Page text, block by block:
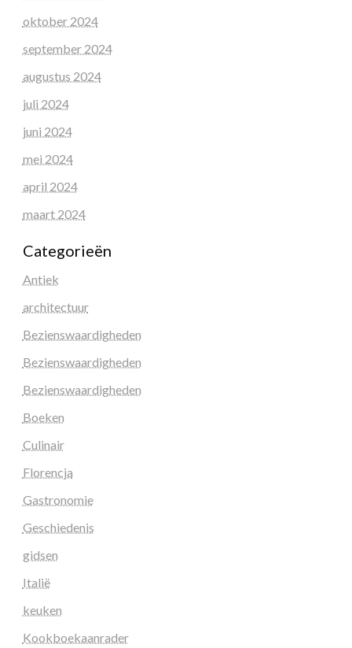
oktober 2024
september 2024
augustus 2024
juli 2024
juni 2024
mei 2024
april 2024
maart 2024
Categorieën
Antiek
architectuur
Bezienswaardigheden
Bezienswaardigheden
Bezienswaardigheden
Boeken
Culinair
Florencja
Gastronomie
Geschiedenis
gidsen
Italië
keuken
Kookboekaanrader